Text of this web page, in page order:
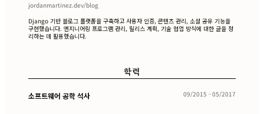
jordanmartinez.dev/blog
Django 기반 블로그 플랫폼을 구축하고 사용자 인증, 콘텐츠 관리, 소셜 공유 기능을
구현했습니다. 엔지니어링 프로그램 관리, 릴리스 계획, 기술 협업 방식에 대한 글을 정
리하는 데 활용했습니다.
학력
소프트웨어 공학 석사 09/2015 - 05/2017